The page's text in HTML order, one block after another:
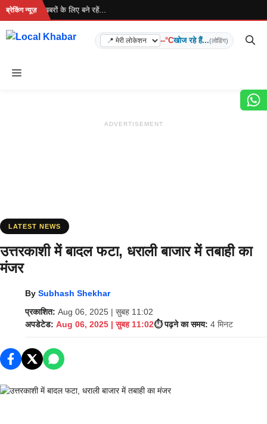
Skip
content
ब्रेकिंग न्यूज़
है... ताज़ा खबरों के लिए बने रहें...
--°Cखोज रहे हैं...(लोडिंग)
Menu
ADVERTISEMENT
LATEST NEWS
उत्तरकाशी में बादल फटा, धराली बाजार में तबाही का
मंजर
By Subhash Shekhar
प्रकाशित: Aug 06, 2025 | सुबह 11:02
अपडेटेड: Aug 06, 2025 | सुबह 11:02⏱️ पढ़ने का समय: 4 मिनट